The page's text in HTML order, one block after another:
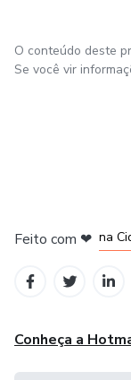
O conteúdo deste
Se você vir
Feito com ❤ na
Conheça a